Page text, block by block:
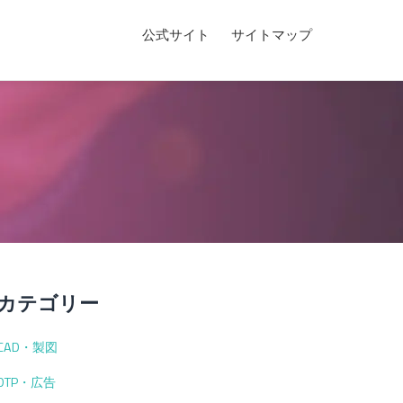
公式サイト サイトマップ
テゴリー
・製図
・広告